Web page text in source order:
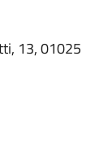
13, 01025